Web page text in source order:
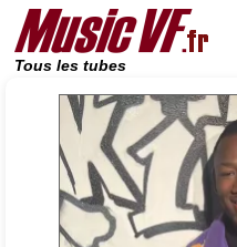
Tous les tubes